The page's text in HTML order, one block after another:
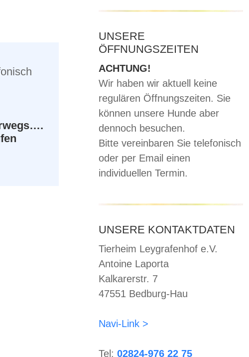
sich
UNSERE
ÖFFNUNGSZEITEN
ACHTUNG!
Wir haben wir aktuell keine
regulären Öffnungszeiten. Sie
können unsere Hunde aber
dennoch besuchen.
Bitte vereinbaren Sie telefonisch
oder per Email einen
individuellen Termin.
UNSERE KONTAKTDATEN
Tierheim Leygrafenhof e.V.
Antoine Laporta
Kalkarerstr. 7
47551 Bedburg-Hau
Navi-Link >
Tel: 02824-976 22 75